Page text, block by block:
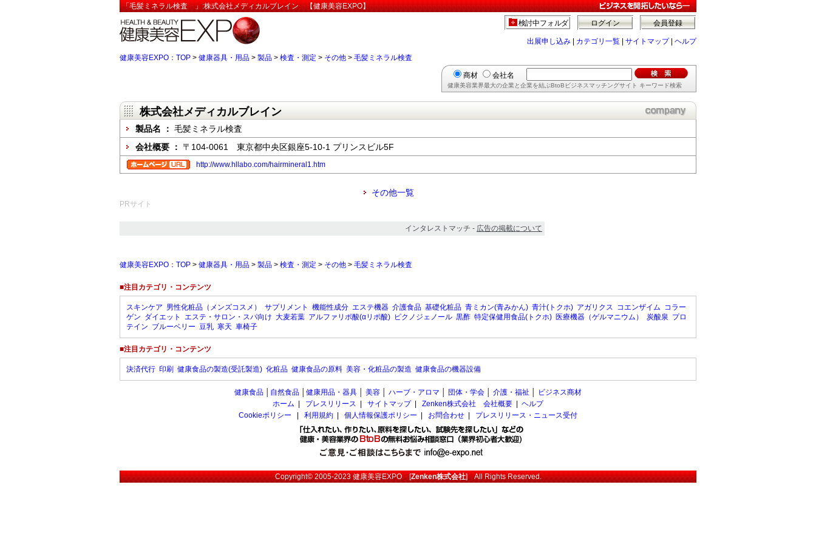
「毛髪ミネラル検査 」:株式会社メディカルブレイン 【健康美容EXPO】
会員登録
ログイン
検討中フォルダ
出展申し込み カテゴリ一覧 サイトマップ| ヘルプ
健康美容EXPO：TOP > 健康器具・用品 > 製品 > 検査・測定 > その他 > 毛髪ミネラル検査
商材 会社名
健康美容業界最大の企業と企業を結ぶBtoBビジネスマッチングサイト キーワード検索
株式会社メディカルブレイン
製品名 ： 毛髪ミネラル検査
会社概要 ： 〒104-0061 東京都中央区銀座5-10-1 プリンスビル5F
http://www.hllabo.com/hairmineral1.htm
その他一覧
PRサイト
インタレストマッチ - 広告の掲載について
健康美容EXPO：TOP > 健康器具・用品 > 製品 > 検査・測定 > その他 > 毛髪ミネラル検査
■注目カテゴリ・コンテンツ
スキンケア 男性化粧品（メンズコスメ） サプリメント 機能性成分 エステ機器 介護食品 基礎化粧品 青ミカン(青みかん) 青汁(トクホ) アガリクス コエンザイム コラー
ゲン ダイエット エステ・サロン・スパ向け 大麦若葉 アルファリポ酸(αリポ酸) ピクノジェノール 黒酢 特定保健用食品(トクホ) 医療機器（ゲルマニウム） 炭酸泉 プロ
テイン ブルーベリー 豆乳 寒天 車椅子
■注目カテゴリ・コンテンツ
決済代行 印刷 健康食品の製造(受託製造) 化粧品 健康食品の原料 美容・化粧品の製造 健康食品の機器設備
健康食品 自然食品 健康用品・器具 美容 ハーブ・アロマ 団体・学会 介護・福祉
ビジネス商材
ホーム
プレスリリース サイトマップ| Zenken株式会社 会社概要
ヘルプ
Cookieポリシー
利用規約 個人情報保護ポリシー お問合わせ プレスリリース・ニュース受付
Copyright© 2005-2023健康美容EXPO[Zenken株式会社] All Rights Reserved.